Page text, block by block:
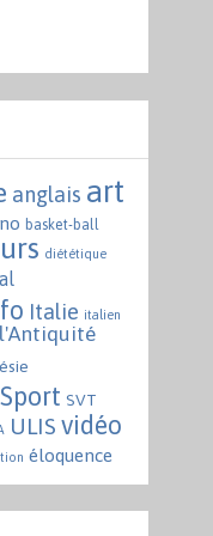
anglais art
basket-ball
diététique
Italie italien
Sport SVT
ULIS vidéo
éloquence